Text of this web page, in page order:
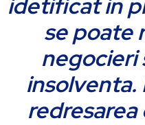
idetificat in
se poate
negocieri
insolventa.